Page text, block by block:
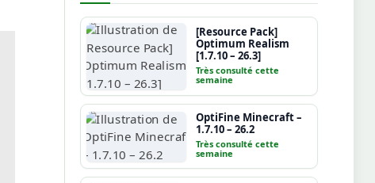
[Resource Pack]
Optimum Realism
[1.7.10 – 26.3]
Très consulté cette
semaine
OptiFine Minecraft –
1.7.10 – 26.2
Très consulté cette
semaine